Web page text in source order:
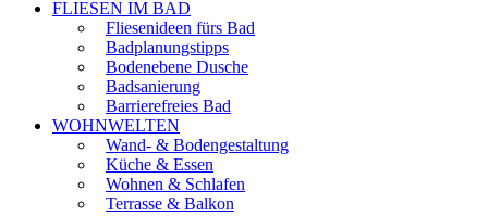
FLIESEN IM BAD
Fliesenideen fürs Bad
Badplanungstipps
Bodenebene Dusche
Badsanierung
Barrierefreies Bad
WOHNWELTEN
Wand- & Bodengestaltung
Küche & Essen
Wohnen & Schlafen
Terrasse & Balkon